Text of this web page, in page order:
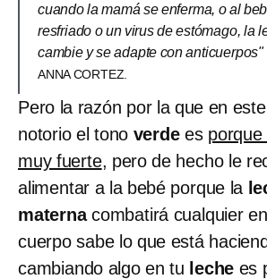
cuando la mamá se enferma, o al
resfriado o un virus de estómago, la
cambie y se adapte con anticuerpos"
ANNA CORTEZ.
Pero la razón por la que en
notorio el tono verdees porque
muy fuerte, pero de hecho le
alimentar a la bebé porque la
maternacombatirá cualquier
cuerpo sabe lo que está
cambiando algo en tu leche es